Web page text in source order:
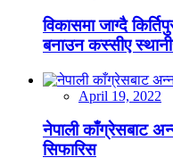
विकासमा जाग्दै
बनाउन कस्सीए
April 19, 2022
नेपाली काँग्रेसबाट
सिफारिस